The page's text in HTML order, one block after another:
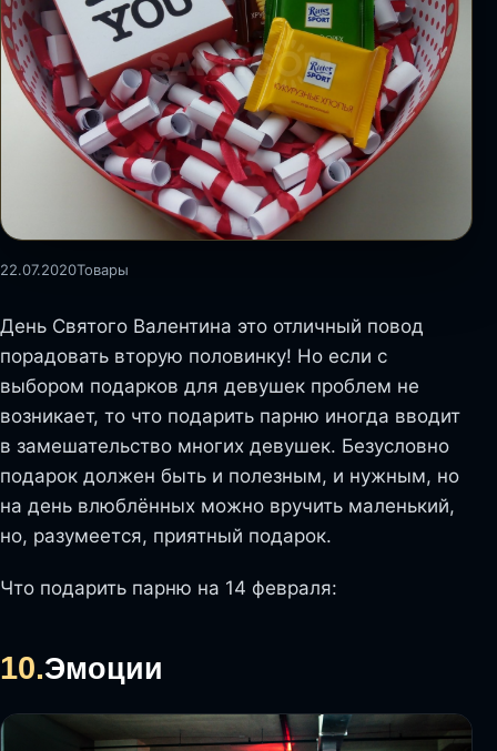
22.07.2020Товары
День Святого Валентина это отличный повод
порадовать вторую половинку! Но если с
выбором подарков для девушек проблем не
возникает, то что подарить парню иногда вводит
в замешательство многих девушек. Безусловно
подарок должен быть и полезным, и нужным, но
на день влюблённых можно вручить маленький,
но, разумеется, приятный подарок.
Что подарить парню на 14 февраля:
10.Эмоции